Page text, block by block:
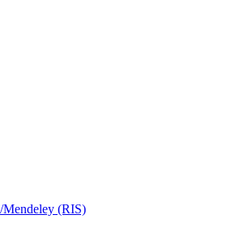
Mendeley (RIS)